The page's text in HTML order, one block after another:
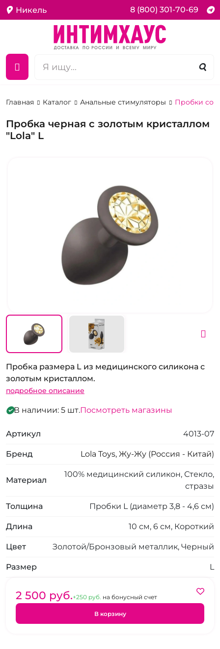
Никель 8 (800) 301-70-69
Главная Каталог Анальные стимуляторы Пробки со
Пробка черная с золотым кристаллом
"Lola" L
Пробка размера L из медицинского силикона с
золотым кристаллом.
подробное описание
В наличии: 5 шт.Посмотреть магазины
Артикул 4013-07
Бренд Lola Toys, Жу-Жу (Россия - Китай)
Материал
100% медицинский силикон, Стекло,
стразы
Толщина Пробки L (диаметр 3,8 - 4,6 см)
Длина 10 см, 6 см, Короткий
Цвет Золотой/Бронзовый металлик, Черный
Размер L
2 500 pуб.+250 pуб. на бонусный счет
В корзину